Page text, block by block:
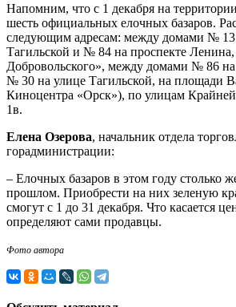
Напомним, что с 1 декабря на
шесть официальных елочных базаров.
следующим адресам: между домами № 13
Тагильской и № 84 на проспекте Ленина,
Добровольского», между домами № 86
№ 30 на улице Тагильской, на площади
Киноцентра «Орск»), по улицам
1в.
Елена Озерова, начальник отдела
горадминистрации:
– Елочных базаров в этом году столько
прошлом. Приобрести на них зеленую
смогут с 1 до 31 декабря. Что касается
определяют сами продавцы.
Фото автора